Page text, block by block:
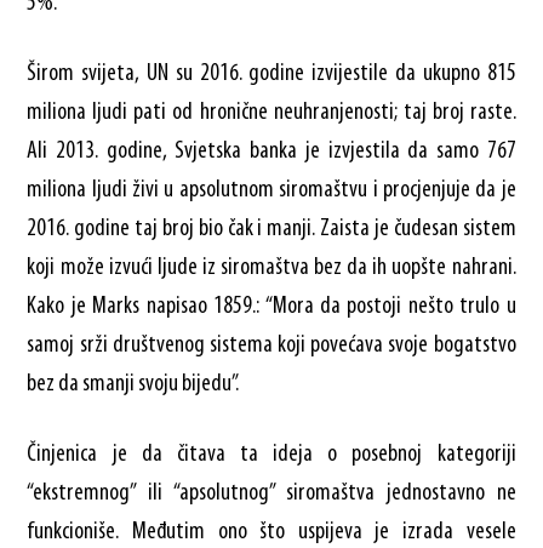
Širom svijeta, UN su 2016. godine izvijestile da ukupno 815
miliona ljudi pati od hronične neuhranjenosti; taj broj raste.
Ali 2013. godine, Svjetska banka je izvjestila da samo 767
miliona ljudi živi u apsolutnom siromaštvu i procjenjuje da je
2016. godine taj broj bio čak i manji. Zaista je čudesan sistem
koji može izvući ljude iz siromaštva bez da ih uopšte nahrani.
Kako je Marks napisao 1859.: “Mora da postoji nešto trulo u
samoj srži društvenog sistema koji povećava svoje bogatstvo
bez da smanji svoju bijedu”.
Činjenica je da čitava ta ideja o posebnoj kategoriji
“ekstremnog” ili “apsolutnog” siromaštva jednostavno ne
funkcioniše. Međutim ono što uspijeva je izrada vesele